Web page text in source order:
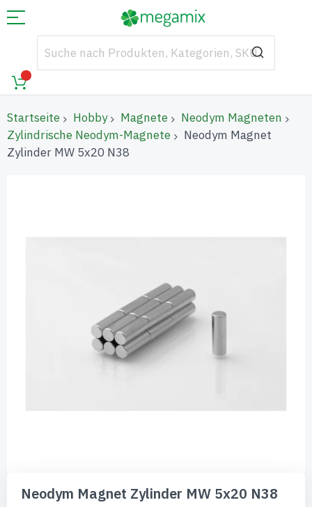
Startseite Hobby Magnete
Neodym Magneten
Zylindrische Neodym-Magnete
Neodym Magnet
Zylinder MW 5x20 N38
AnfangNeodym Magnet Zylinder MW 5x20 N38